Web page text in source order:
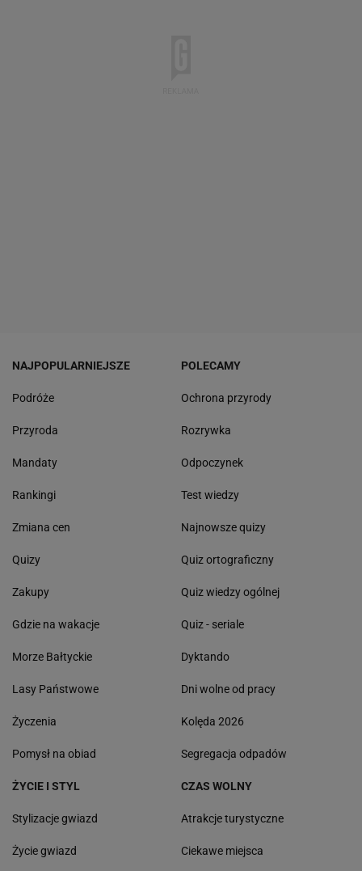
NAJPOPULARNIEJSZE
Podróże
Przyroda
Mandaty
Rankingi
Zmiana cen
Quizy
Zakupy
Gdzie na wakacje
Morze Bałtyckie
Lasy Państwowe
Życzenia
Pomysł na obiad
POLECAMY
Ochrona przyrody
Rozrywka
Odpoczynek
Test wiedzy
Najnowsze quizy
Quiz ortograficzny
Quiz wiedzy ogólnej
Quiz - seriale
Dyktando
Dni wolne od pracy
Kolęda 2026
Segregacja odpadów
ŻYCIE I STYL
Stylizacje gwiazd
Życie gwiazd
CZAS WOLNY
Atrakcje turystyczne
Ciekawe miejsca